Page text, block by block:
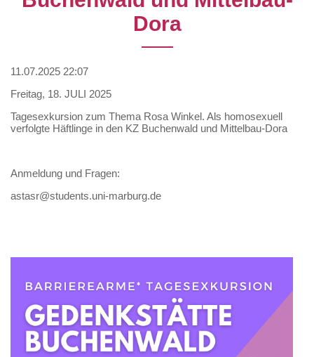
Dora
11.07.2025 22:07
Freitag, 18. JULI 2025
Tagesexkursion zum Thema Rosa Winkel. Als homosexuell
verfolgte Häftlinge in den KZ Buchenwald und Mittelbau-Dora
Anmeldung und Fragen:
astasr@students.uni-marburg.de